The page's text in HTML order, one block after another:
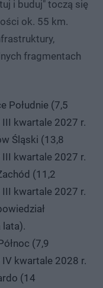
i buduj" toczą się
ok. 55 km.
fragmentach
Południe (7,5
kwartale 2027 r.
Śląski (13,8
kwartale 2027 r.
(11,2
kwartale 2027 r.
lata).
(7,9
kwartale 2028 r.
(14